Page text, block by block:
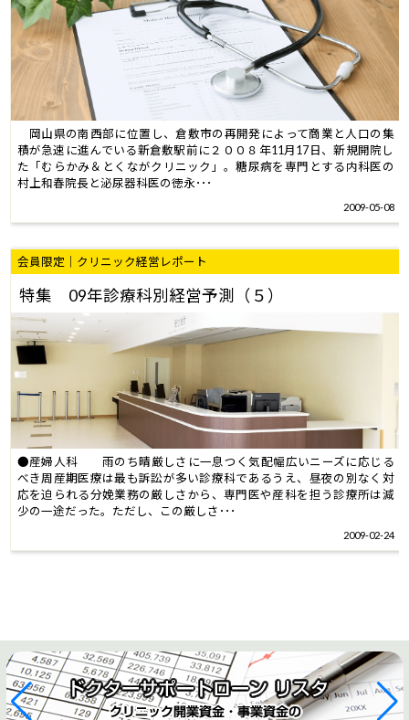
岡山県の南西部に位置し、倉敷市の再開発によって商業と人口の集
積が急速に進んでいる新倉敷駅前に２００８年11月17日、新規開院し
た「むらかみ＆とくながクリニック」。糖尿病を専門とする内科医の
村上和春院長と泌尿器科医の徳永･･･
2009-05-08
会員限定｜クリニック経営レポート
特集 09年診療科別経営予測（５）
●産婦人科 雨のち晴厳しさに一息つく気配幅広いニーズに応じる
べき周産期医療は最も訴訟が多い診療科であるうえ、昼夜の別なく対
応を迫られる分娩業務の厳しさから、専門医や産科を担う診療所は減
少の一途だった。ただし、この厳しさ･･･
2009-02-24